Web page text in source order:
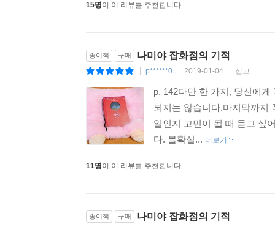
“여러분이라면 어떤 고민을 상담하시겠습니까?
말처럼 잊고 있던 ‘사람 간의 정’이라든가 ‘타인
일본 아마존 독자 서평
나라면 어떤 상담 편지를 보냈을까 생각하면서
내 아이들에게 꼭 읽히고 싶은 소설이었습니다.
읽어가는 사이에 눈물이 흘러서, 나에게는 기적의
15명이 이 리뷰를 추천합니다.
종이책 구매 나미야 잡화점의 기적
p******0 2019-01-04 신고
p. 142다만 한 가지, 당신에
되지는 않습니다.마지막까지
일인지 고민이 될 때 듣고 싶
다. 불확실... 더보기
11명이 이 리뷰를 추천합니다.
종이책 구매 나미야 잡화점의 기적